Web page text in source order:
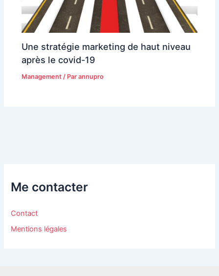
Une stratégie marketing de haut niveau
après le covid-19
Management / Parannupro
Me contacter
Contact
Mentions légales